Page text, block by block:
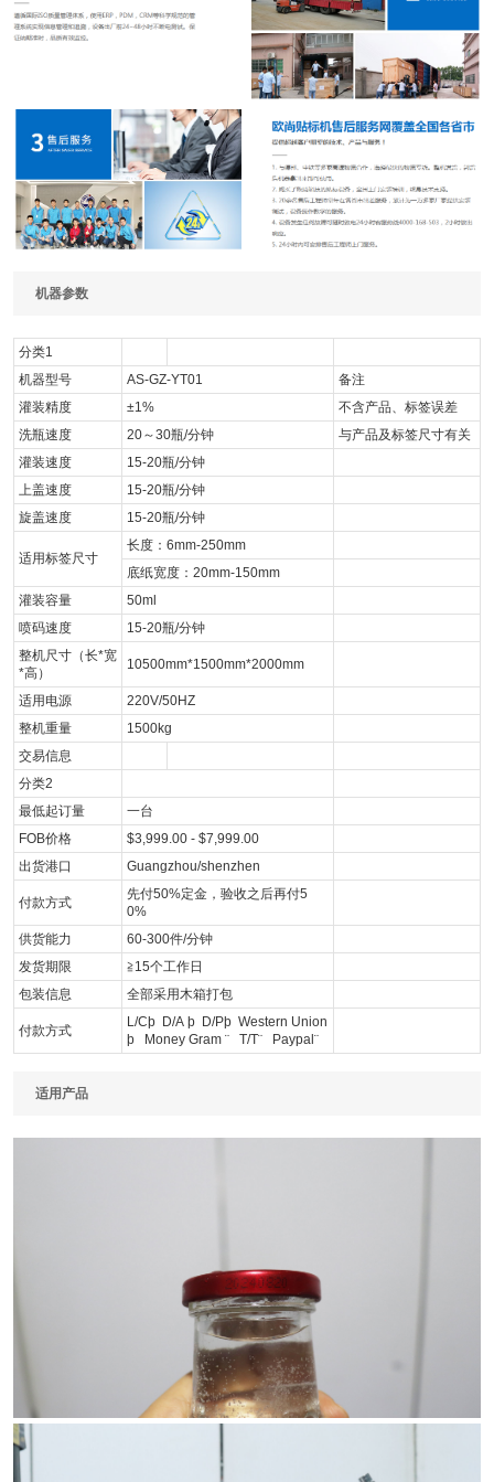
机器参数
分类1
机器型号
AS-GZ-YT01
备注
灌装精度
±1%
不含产品、标签误差
洗瓶速度
20～30瓶/分钟
与产品及标签尺寸有关
灌装速度
15-20瓶/分钟
上盖速度
15-20瓶/分钟
旋盖速度
15-20瓶/分钟
适用标签尺寸
长度：6mm-250mm
底纸宽度：20mm-150mm
灌装容量
50ml
喷码速度
15-20瓶/分钟
整机尺寸（长*宽
*高）
10500mm*1500mm*2000mm
适用电源
220V/50HZ
整机重量
1500kg
交易信息
分类2
最低起订量
一台
FOB价格
$3,999.00 - $7,999.00
出货港口
Guangzhou/shenzhen
付款方式
先付50%定金，验收之后再付5
0%
供货能力
60-300件/分钟
发货期限
≧15个工作日
包装信息
全部采用木箱打包
付款方式
L/Cþ D/A þ D/Pþ Western Union
þ Money Gram ¨ T/T¨ Paypal¨
适用产品